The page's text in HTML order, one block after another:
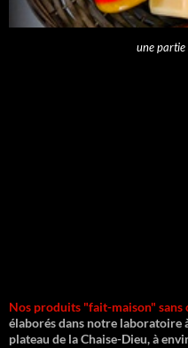
une partie
Nos produits "fait-maison"
élaborés dans notre
plateau de la Chaise-Dieu, à